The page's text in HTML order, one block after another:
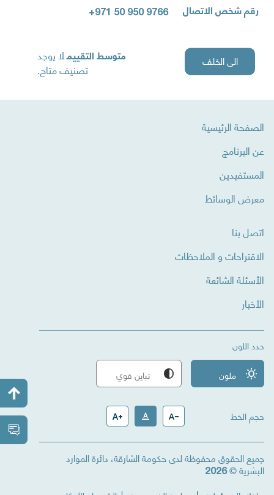
رقم شخص الاتصال +971 50 950 9766
الى الخلف متوسط ​​التقييملا يوجد
تصنيف متاح.
الصفحة الرئيسية
عن البرنامج
المستفيدين
معرض الوسائط
اتصل بنا
الاقتراحات و الملاحظات
الأسئلة الشائعة
الأخبار
حدد اللون
wb_sunny ملون contrast تباين قوي
حجم الخط text_decrease
text_format
text_increase
جميع الحقوق محفوظة لدى حكومة الشارقة، دائرة الموارد
البشرية ©2026